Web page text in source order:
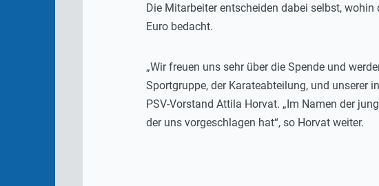
Die Mitarbeiter entscheiden dabei selbst,
Euro bedacht.
„Wir freuen uns sehr über die Spende und
Sportgruppe, der Karateabteilung, und unserer
PSV-Vorstand Attila Horvat. „Im Namen der
der uns vorgeschlagen hat“, so Horvat weiter.